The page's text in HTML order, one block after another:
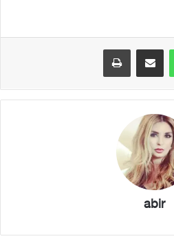
واتساب مشاركة عبر البريد طباعة
abir